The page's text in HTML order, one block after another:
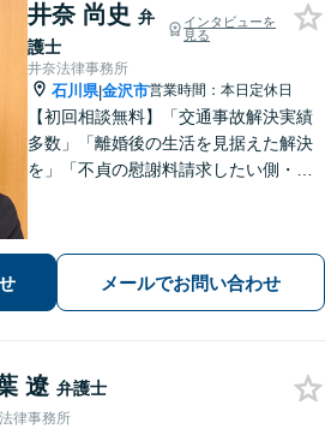
井奈 尚史 弁
護士
インタビューを
見る
井奈法律事務所
石川県|金沢市営業時間：本日定休日
【初回相談無料】「交通事故解決実績
多数」「離婚後の生活を見据えた解決
を」「不貞の慰謝料請求したい側・さ
豊富」【完全個室】【子連れ相談可】
メールでお問い合わせ
遼 弁護士
律事務所